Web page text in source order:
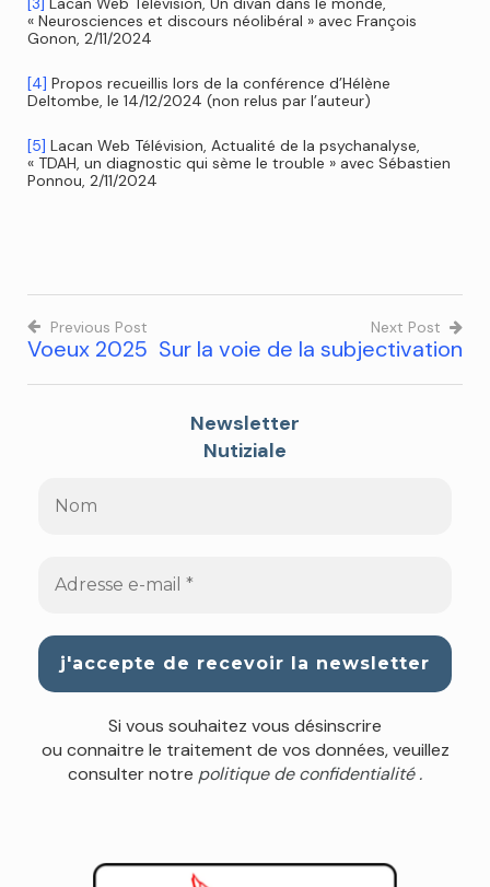
« Neurosciences et discours néolibéral » avec François
Gonon, 2/11/2024
[4] Propos recueillis lors de la conférence d’Hélène
Deltombe, le 14/12/2024 (non relus par l’auteur)
[5] Lacan Web Télévision, Actualité de la psychanalyse,
« TDAH, un diagnostic qui sème le trouble » avec Sébastien
Ponnou, 2/11/2024
Previous Post
Voeux 2025
Next Post
Sur la voie de la subjectivation
Newsletter
Nutiziale
Si vous souhaitez vous désinscrire
ou connaitre le traitement de vos données, veuillez
consulter notre politique de confidentialité .